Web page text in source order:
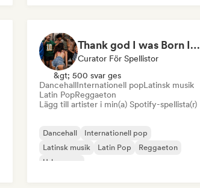
Thank god I was Born In Latin America
Curator För Spellistor
&gt; 500 svar ges
DancehallInternationell popLatinsk musik
Latin PopReggaeton
Lägg till artister i min(a) Spotify-spellista(r)
Dancehall
Internationell pop
Latinsk musik
Latin Pop
Reggaeton
Urban pop